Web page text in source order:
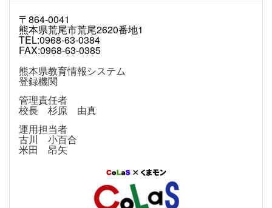
〒864-0041
熊本県荒尾市荒尾2620番地1
TEL:0968-63-0384
FAX:0968-63-0385
熊本県教育情報システム
登録機関
管理責任者
校長 杉原 由真
運用担当者
古川 小百合
米田 昂矢